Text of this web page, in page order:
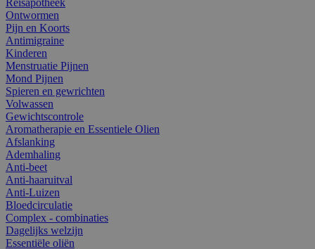
Ontwormen
Pijn en Koorts
Antimigraine
Kinderen
Menstruatie Pijnen
Mond Pijnen
Spieren en gewrichten
Volwassen
Gewichtscontrole
Aromatherapie en Essentiele Olien
Afslanking
Ademhaling
Anti-beet
Anti-haaruitval
Anti-Luizen
Bloedcirculatie
Complex - combinaties
Dagelijks welzijn
Essentiële oliën